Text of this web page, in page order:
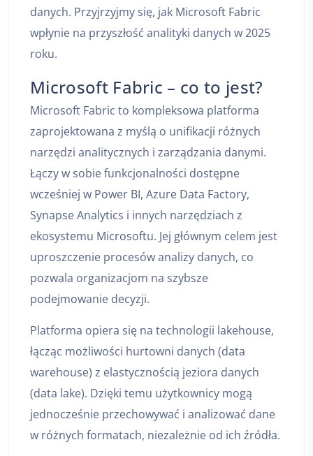
danych. Przyjrzyjmy się, jak Microsoft Fabric
wpłynie na przyszłość analityki danych w 2025
roku.
Microsoft Fabric – co to jest?
Microsoft Fabric to kompleksowa platforma
zaprojektowana z myślą o unifikacji różnych
narzędzi analitycznych i zarządzania danymi.
Łączy w sobie funkcjonalności dostępne
wcześniej w Power BI, Azure Data Factory,
Synapse Analytics i innych narzędziach z
ekosystemu Microsoftu. Jej głównym celem jest
uproszczenie procesów analizy danych, co
pozwala organizacjom na szybsze
podejmowanie decyzji.
Platforma opiera się na technologii lakehouse,
łącząc możliwości hurtowni danych (data
warehouse) z elastycznością jeziora danych
(data lake). Dzięki temu użytkownicy mogą
jednocześnie przechowywać i analizować dane
w różnych formatach, niezależnie od ich źródła.